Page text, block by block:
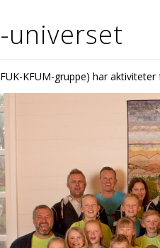
universet
KFUM-gruppe) har